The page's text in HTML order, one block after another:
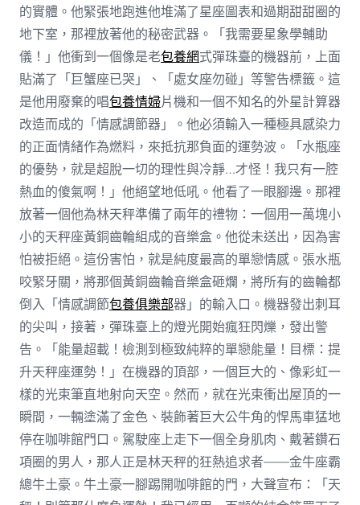
的實體。他緊張地跑進他堆滿了星座圖表和過期甜甜圈的
地下室，那裡放著他的秘密武器。「我需要星象學輔助
儀！」他衝到一個像是老包養網式彈珠臺的機器前，上面
貼滿了「巨蟹座已哭」、「處女座勿碰」等警告標籤。這
是他用廢棄的唱包養情婦片機和一個不知名的外星計算器
改造而成的「情感調節器」。他必須輸入一種極具感染力
的正面情緒作為燃料，來抵抗那負面的運勢波。「水瓶座
的優勢，就是超脫一切的理性與冷靜…才怪！我只有一腔
熱血的傻氣啊！」他絕望地低吼。他看了一眼腳邊。那裡
放著一個他為林天秤準備了兩年的禮物：一個用一萬塊小
小的天秤座黃銅齒輪組成的音樂盒。他從未送出，因為害
怕被拒絕。這份害怕，就是純度最高的單戀情感。張水瓶
咬緊牙關，將那個黃銅齒輪音樂盒砸爛，將所有的齒輪都
倒入「情感調節包養俱樂部器」的輸入口。機器發出刺耳
的尖叫，接著，彈珠臺上的燈光開始瘋狂閃爍，發出警
告。「能量超載！檢測到極致純粹的單戀能量！目標：提
升天秤座運勢！」在機器的頂部，一個巨大的、像彩虹一
樣的光束筆直地射向天空。然而，就在光束衝出屋頂的一
瞬間，一輛塗滿了金色、裝飾著巨大公牛角的悍馬車猛地
停在咖啡館門口。駕駛座上走下一個全身肌肉、戴著鑽石
項圈的男人，那人正是林天秤的狂熱追求者——金牛座霸
總牛土豪。牛土豪一腳踢開咖啡館的門，大聲宣布：「天